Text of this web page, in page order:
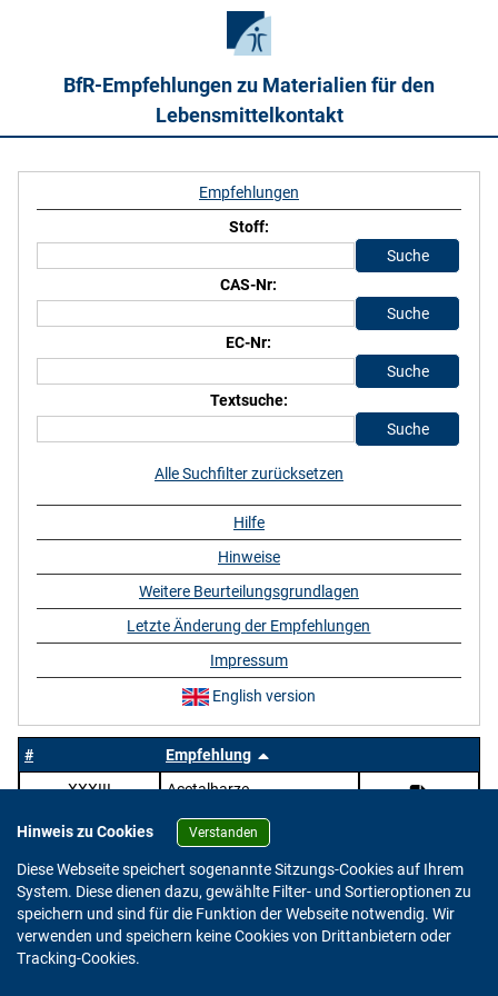
BfR-Empfehlungen zu Materialien für den
Lebensmittelkontakt
#
Empfehlung
XXXIII
Acetalharze
Empfehlungen
Stoff:
CAS-Nr:
EC-Nr:
Textsuche:
Alle Suchfilter zurücksetzen
Hilfe
Hinweise
Weitere Beurteilungsgrundlagen
Letzte Änderung der Empfehlungen
Impressum
English version
Hinweis zu Cookies Verstanden
Diese Webseite speichert sogenannte Sitzungs-Cookies auf Ihrem
System. Diese dienen dazu, gewählte Filter- und Sortieroptionen zu
speichern und sind für die Funktion der Webseite notwendig. Wir
verwenden und speichern keine Cookies von Drittanbietern oder
Tracking-Cookies.